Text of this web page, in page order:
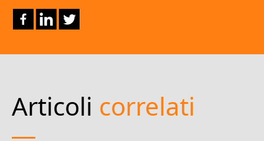
Articoli correlati